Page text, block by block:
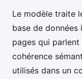
Le modèle traite
base de
pages qui
cohérence
utilisés dans un